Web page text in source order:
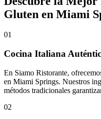
Gluten en Miami
01
Cocina Italiana
En Siamo Ristorante,
en Miami Springs. Nuestros
métodos tradicionales
02